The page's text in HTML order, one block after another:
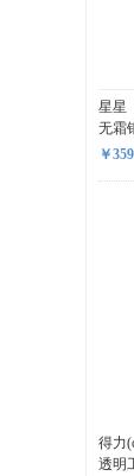
星星
无霜
细菌
￥
得力
透明